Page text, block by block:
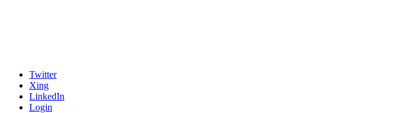
Twitter
Xing
LinkedIn
Login